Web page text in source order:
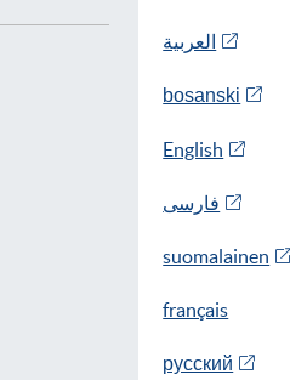
العربية
bosanski
English
فارسی
suomalainen
français
русский